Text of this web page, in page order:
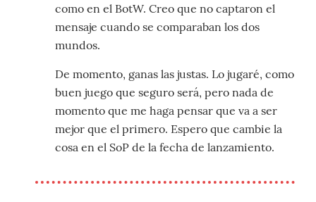
como en el BotW. Creo que no captaron el
mensaje cuando se comparaban los dos
mundos.
De momento, ganas las justas. Lo jugaré, como
buen juego que seguro será, pero nada de
momento que me haga pensar que va a ser
mejor que el primero. Espero que cambie la
cosa en el SoP de la fecha de lanzamiento.